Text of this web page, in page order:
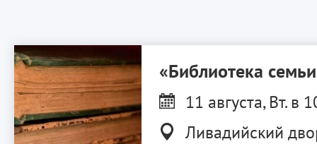
«Библиотека
11 августа, Вт. в
Ливадийский